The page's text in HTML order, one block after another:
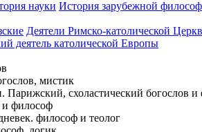
науки История зарубежной
Деятели Римско-католической
деятель католической Европы
мистик
Парижский, схоластический богослов
и философ
философ и теолог